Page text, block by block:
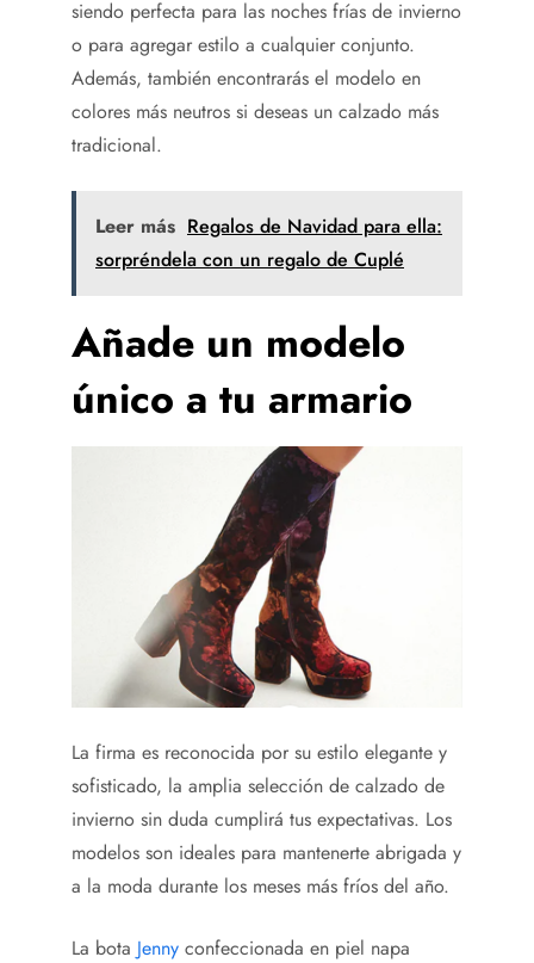
siendo perfecta para las noches frías de invierno
o para agregar estilo a cualquier conjunto.
Además, también encontrarás el modelo en
colores más neutros si deseas un calzado más
tradicional.
Leer más Regalos de Navidad para ella:
sorpréndela con un regalo de Cuplé
Añade un modelo
único a tu armario
La firma es reconocida por su estilo elegante y
sofisticado, la amplia selección de calzado de
invierno sin duda cumplirá tus expectativas. Los
modelos son ideales para mantenerte abrigada y
a la moda durante los meses más fríos del año.
La bota Jenny confeccionada en piel napa